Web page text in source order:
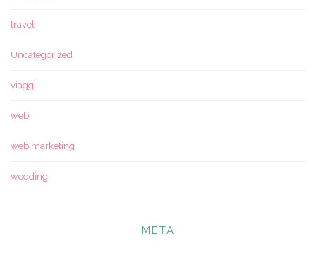
travel
Uncategorized
viaggi
web
web marketing
wedding
META